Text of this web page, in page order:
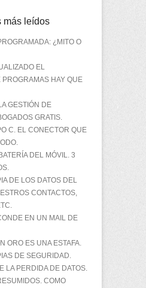
más leídos
¿MITO O
EL
HAY QUE
GESTIÓN DE
GRATIS.
C. EL CONECTOR QUE
DEL MÓVIL. 3
DE LOS DATOS DEL
CONTACTOS,
EN UN MAIL DE
ORO ES UNA ESTAFA.
DE SEGURIDAD.
LA PERDIDA DE DATOS.
COMO